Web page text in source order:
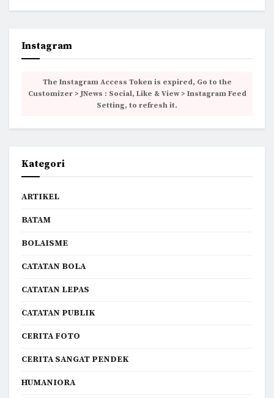
Instagram
The Instagram Access Token is expired, Go to the
Customizer > JNews : Social, Like & View > Instagram Feed
Setting, to refresh it.
Kategori
ARTIKEL
BATAM
BOLAISME
CATATAN BOLA
CATATAN LEPAS
CATATAN PUBLIK
CERITA FOTO
CERITA SANGAT PENDEK
HUMANIORA